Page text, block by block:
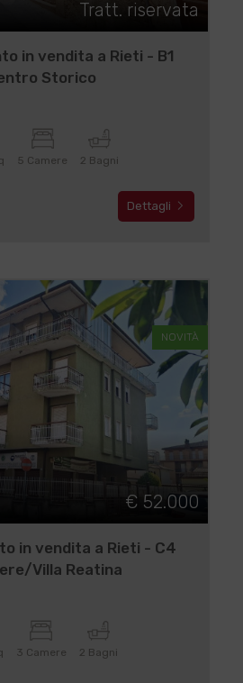
Tratt. riservata
in vendita a Rieti - B1
Storico
5 Camere 2 Bagni
Dettagli
NOVITÀ
€ 52.000
in vendita a Rieti - C4
Villa Reatina
3 Camere 2 Bagni